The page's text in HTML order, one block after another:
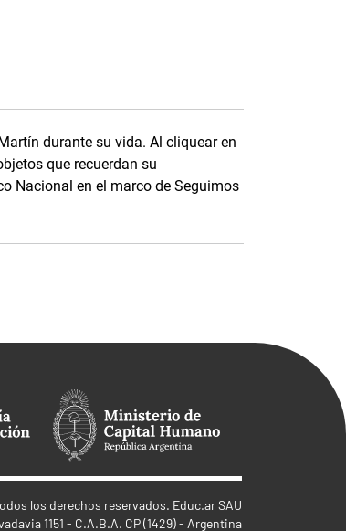
durante su vida. Al cliquear en
que recuerdan su
Nacional en el marco de Seguimos
los derechos reservados. Educ.ar SAU
1151 - C.A.B.A. CP (1429) - Argentina